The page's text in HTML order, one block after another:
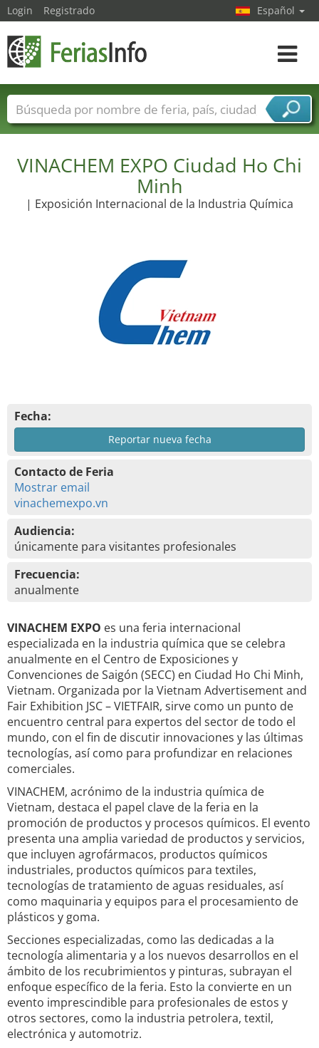
VINACHEM EXPO Ciudad Ho Chi
Minh
| Exposición Internacional de la Industria Química
Fecha:
Reportar nueva fecha
Contacto de Feria
Mostrar email
vinachemexpo.vn
Audiencia:
únicamente para visitantes profesionales
Frecuencia:
anualmente
VINACHEM EXPO es una feria internacional
especializada en la industria química que se celebra
anualmente en el Centro de Exposiciones y
Convenciones de Saigón (SECC) en Ciudad Ho Chi Minh,
Vietnam. Organizada por la Vietnam Advertisement and
Fair Exhibition JSC – VIETFAIR, sirve como un punto de
encuentro central para expertos del sector de todo el
mundo, con el fin de discutir innovaciones y las últimas
tecnologías, así como para profundizar en relaciones
comerciales.
VINACHEM, acrónimo de la industria química de
Vietnam, destaca el papel clave de la feria en la
promoción de productos y procesos químicos. El evento
presenta una amplia variedad de productos y servicios,
que incluyen agrofármacos, productos químicos
industriales, productos químicos para textiles,
tecnologías de tratamiento de aguas residuales, así
como maquinaria y equipos para el procesamiento de
plásticos y goma.
Secciones especializadas, como las dedicadas a la
tecnología alimentaria y a los nuevos desarrollos en el
ámbito de los recubrimientos y pinturas, subrayan el
enfoque específico de la feria. Esto la convierte en un
evento imprescindible para profesionales de estos y
otros sectores, como la industria petrolera, textil,
electrónica y automotriz.
Login Registrado Español
toggle
Nombres de ferias Países
Ciudades
Sectores de proveedor de servicios